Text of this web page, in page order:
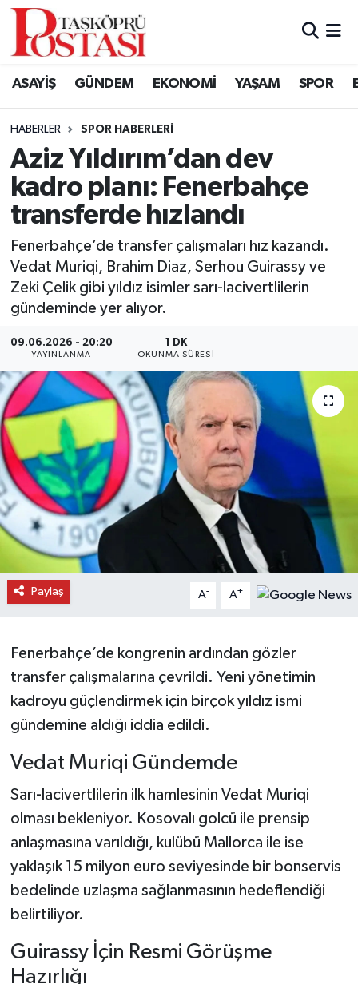
ASAYİŞ GÜNDEM EKONOMİ YAŞAM SPOR
HABERLER SPOR HABERLERI
Aziz Yıldırım’dan dev
kadro planı: Fenerbahçe
transferde hızlandı
Fenerbahçe’de transfer çalışmaları hız kazandı.
Vedat Muriqi, Brahim Diaz, Serhou Guirassy ve
Zeki Çelik gibi yıldız isimler sarı-lacivertlilerin
gündeminde yer alıyor.
09.06.2026 - 20:20
YAYINLANMA
1 DK
OKUNMA SÜRESI
Paylaş A- A+
Fenerbahçe’de kongrenin ardından gözler
transfer çalışmalarına çevrildi. Yeni yönetimin
kadroyu güçlendirmek için birçok yıldız ismi
gündemine aldığı iddia edildi.
Vedat Muriqi Gündemde
Sarı-lacivertlilerin ilk hamlesinin Vedat Muriqi
olması bekleniyor. Kosovalı golcü ile prensip
anlaşmasına varıldığı, kulübü Mallorca ile ise
yaklaşık 15 milyon euro seviyesinde bir bonservis
bedelinde uzlaşma sağlanmasının hedeflendiği
belirtiliyor.
Guirassy İçin Resmi Görüşme
Hazırlığı
Kastamonu Vefat Edenler
Araç Haberleri
Azdavay Haberleri
Bozkurt Haberleri
Çatalzeytin Haberleri
Cide Haberleri
Daday Haberleri
Devrekani Haberleri
Doğanyurt Haberleri
Hanönü Haberleri
İhsangazi Haberleri
İnebolu Haberleri
Merkez Haberleri
Pınarbaşı Haberleri
Şenpazar Haberleri
Seydiler Haberleri
Taşköprü Haberleri
Tosya Haberleri
Karadeniz Haberleri
Ulusal Haberler